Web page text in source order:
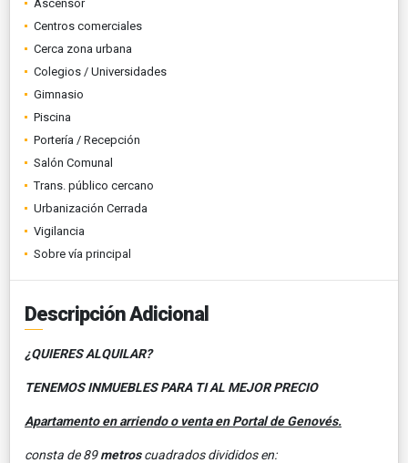
Ascensor
Centros comerciales
Cerca zona urbana
Colegios / Universidades
Gimnasio
Piscina
Portería / Recepción
Salón Comunal
Trans. público cercano
Urbanización Cerrada
Vigilancia
Sobre vía principal
Descripción Adicional
¿QUIERES ALQUILAR?
TENEMOS INMUEBLES PARA TI AL MEJOR PRECIO
Apartamento en arriendo o venta en Portal de Genovés.
consta de 89metroscuadrados divididos en: